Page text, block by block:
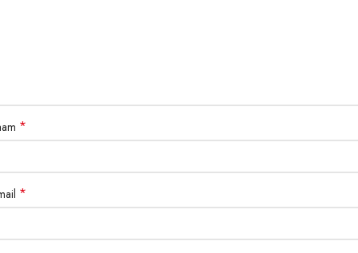
Pakket lijst:
2*RFID-kaart
1 x ophangbord
1*Type 2 oplaadkabel
*
*